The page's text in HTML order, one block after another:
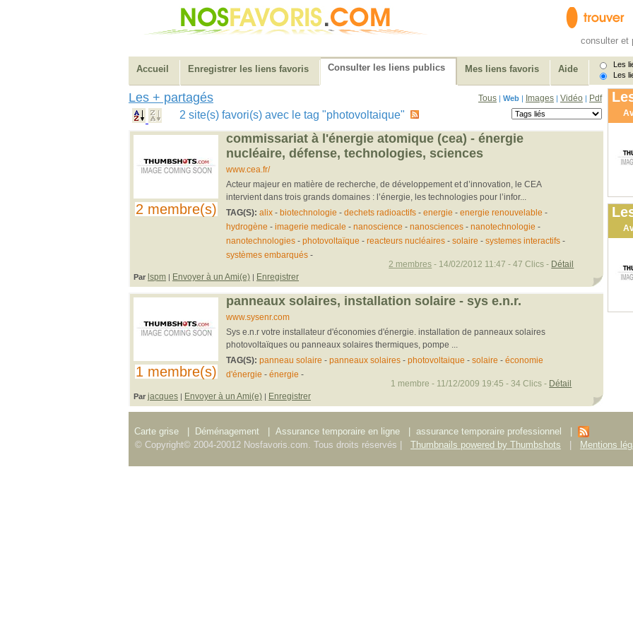
consulter et
Accueil Enregistrer les liens favoris Consulter les liens publics Mes liens favoris Aide
Les
Les
Les + partagés Tous | Web | Images | Vidéo | Pdf
2 site(s) favori(s) avec le tag "photovoltaique"
2 membre(s)
commissariat à l'énergie atomique (cea) - énergie
nucléaire, défense, technologies, sciences
www.cea.fr/
Acteur majeur en matière de recherche, de développement et d’innovation, le CEA
intervient dans trois grands domaines : l’énergie, les technologies pour l’infor...
TAG(S): alix- biotechnologie - dechets radioactifs- energie - energie renouvelable -
hydrogène - imagerie medicale - nanoscience - nanosciences- nanotechnologie -
nanotechnologies- photovoltaïque - reacteurs nucléaires- solaire - systemes interactifs-
systèmes embarqués-
Par lspm | Envoyer à un Ami(e) | Enregistrer
2 membres - 14/02/2012 11:47 - 47 Clics - Détail
1 membre(s)
panneaux solaires, installation solaire - sys e.n.r.
www.sysenr.com
Sys e.n.r votre installateur d'économies d'énergie. installation de panneaux solaires
photovoltaïques ou panneaux solaires thermiques, pompe ...
TAG(S): panneau solaire - panneaux solaires- photovoltaique - solaire - économie
d'énergie - énergie -
Par jacques | Envoyer à un Ami(e) | Enregistrer
1 membre - 11/12/2009 19:45 - 34 Clics - Détail
Carte grise Déménagement Assurance temporaire en ligne assurance temporaire professionnel
© Copyright© 2004-20012 Nosfavoris.com. Tous droits réservés |
Thumbnails powered by Thumbshots Mentions